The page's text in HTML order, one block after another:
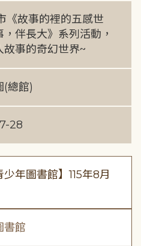
《故事的裡的五感世
伴長大》系列活動，
事的奇幻世界~
(總館)
28
少年圖書館】115年8月
書館